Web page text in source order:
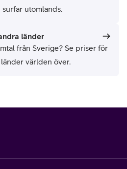
utomlands.
länder
från Sverige? Se priser för
världen över.